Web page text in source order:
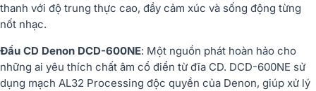
thanh với độ trung thực cao, đầy cảm xúc và sống động từng
nốt nhạc.
Đầu CD Denon DCD-600NE: Một nguồn phát hoàn hảo cho
những ai yêu thích chất âm cổ điển từ đĩa CD. DCD-600NE sử
dụng mạch AL32 Processing độc quyền của Denon, giúp xử lý